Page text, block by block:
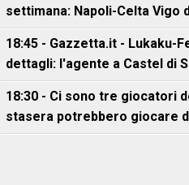
settimana: Napoli-Celta Vigo
18:45 - Gazzetta.it - Lukaku-
dettagli: l'agente a Castel di
18:30 - Ci sono tre giocatori
stasera potrebbero giocare